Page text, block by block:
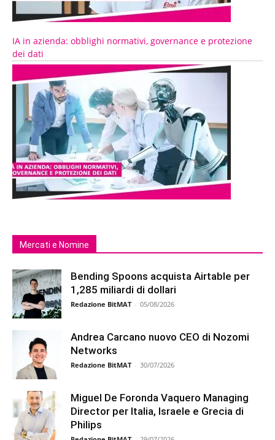
IA in azienda: obblighi normativi, governance e protezione
dei dati
Mercati e Nomine
Bending Spoons acquista Airtable per
1,285 miliardi di dollari
Redazione BitMAT - 05/08/2026
Andrea Carcano nuovo CEO di Nozomi
Networks
Redazione BitMAT - 30/07/2026
Miguel De Foronda Vaquero Managing
Director per Italia, Israele e Grecia di
Philips